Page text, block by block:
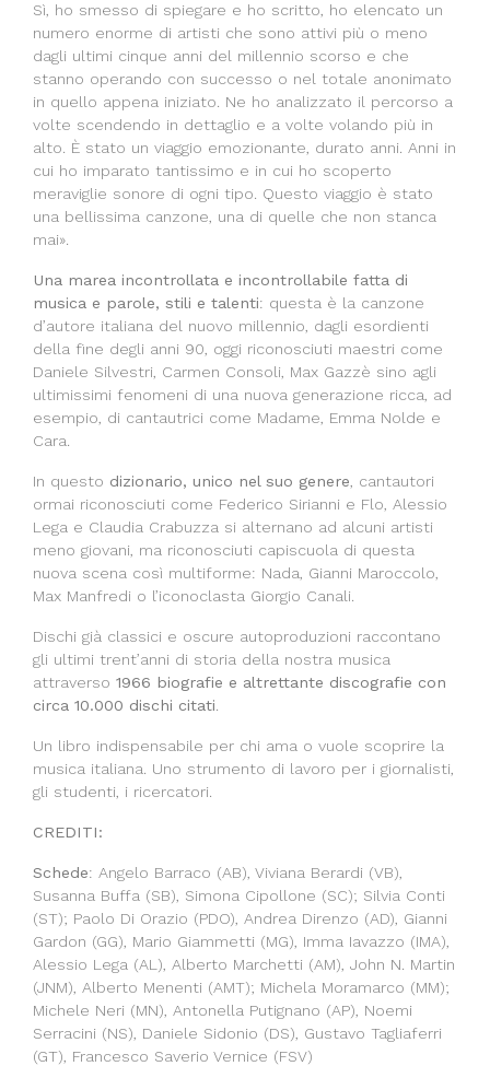
Sì, ho smesso di spiegare e ho scritto, ho elencato un
numero enorme di artisti che sono attivi più o meno
dagli ultimi cinque anni del millennio scorso e che
stanno operando con successo o nel totale anonimato
in quello appena iniziato. Ne ho analizzato il percorso a
volte scendendo in dettaglio e a volte volando più in
alto. È stato un viaggio emozionante, durato anni. Anni in
cui ho imparato tantissimo e in cui ho scoperto
meraviglie sonore di ogni tipo. Questo viaggio è stato
una bellissima canzone, una di quelle che non stanca
mai».
Una marea incontrollata e incontrollabile fatta di
musica e parole, stili e talenti: questa è la canzone
d’autore italiana del nuovo millennio, dagli esordienti
della fine degli anni 90, oggi riconosciuti maestri come
Daniele Silvestri, Carmen Consoli, Max Gazzè sino agli
ultimissimi fenomeni di una nuova generazione ricca, ad
esempio, di cantautrici come Madame, Emma Nolde e
Cara.
In questo dizionario, unico nel suo genere , cantautori
ormai riconosciuti come Federico Sirianni e Flo, Alessio
Lega e Claudia Crabuzza si alternano ad alcuni artisti
meno giovani, ma riconosciuti capiscuola di questa
nuova scena così multiforme: Nada, Gianni Maroccolo,
Max Manfredi o l’iconoclasta Giorgio Canali.
Dischi già classici e oscure autoproduzioni raccontano
gli ultimi trent’anni di storia della nostra musica
attraverso 1966 biografie e altrettante discografie con
circa 10.000 dischi citati
Un libro indispensabile per chi ama o vuole scoprire la
musica italiana. Uno strumento di lavoro per i giornalisti,
gli studenti, i ricercatori.
CREDITI:
Schede: Angelo Barraco (AB), Viviana Berardi (VB),
Susanna Buffa (SB), Simona Cipollone (SC); Silvia Conti
(ST); Paolo Di Orazio (PDO), Andrea Direnzo (AD), Gianni
Gardon (GG), Mario Giammetti (MG), Imma Iavazzo (IMA),
Alessio Lega (AL), Alberto Marchetti (AM), John N. Martin
(JNM), Alberto Menenti (AMT); Michela Moramarco (MM);
Michele Neri (MN), Antonella Putignano (AP), Noemi
Serracini (NS), Daniele Sidonio (DS), Gustavo Tagliaferri
(GT), Francesco Saverio Vernice (FSV)